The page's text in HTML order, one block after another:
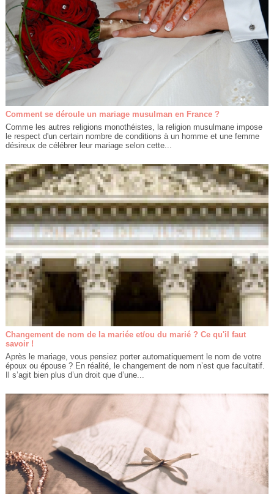
Comment se déroule un mariage musulman en France ?
Comme les autres religions monothéistes, la religion musulmane impose
le respect d'un certain nombre de conditions à un homme et une femme
désireux de célébrer leur mariage selon cette...
Changement de nom de la mariée et/ou du marié ? Ce qu'il faut
savoir !
Après le mariage, vous pensiez porter automatiquement le nom de votre
époux ou épouse ? En réalité, le changement de nom n’est que facultatif.
Il s’agit bien plus d’un droit que d’une...